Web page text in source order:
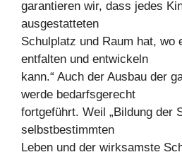
garantieren wir, dass jedes
ausgestatteten
Schulplatz und Raum hat, wo
entfalten und entwickeln
kann.“ Auch der Ausbau der
werde bedarfsgerecht
fortgeführt. Weil „Bildung der
selbstbestimmten
Leben und der wirksamste